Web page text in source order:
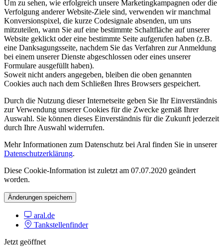
Um zu sehen, wie erfolgreich unsere Marketingkampagnen oder die
Verfolgung anderer Website-Ziele sind, verwenden wir manchmal
Konversionspixel, die kurze Codesignale absenden, um uns
mitzuteilen, wann Sie auf eine bestimmte Schaltfläche auf unserer
Website geklickt oder eine bestimmte Seite aufgerufen haben (z.B.
eine Danksagungsseite, nachdem Sie das Verfahren zur Anmeldung
bei einem unserer Dienste abgeschlossen oder eines unserer
Formulare ausgefüllt haben).
Soweit nicht anders angegeben, bleiben die oben genannten
Cookies auch nach dem Schließen Ihres Browsers gespeichert.
Durch die Nutzung dieser Internetseite geben Sie Ihr Einverständnis
zur Verwendung unserer Cookies für die Zwecke gemäß Ihrer
Auswahl. Sie können dieses Einverständnis für die Zukunft jederzeit
durch Ihre Auswahl widerrufen.
Mehr Informationen zum Datenschutz bei Aral finden Sie in unserer
Datenschutzerklärung.
Diese Cookie-Information ist zuletzt am 07.07.2020 geändert
worden.
Änderungen speichern
aral.de
Tankstellenfinder
Jetzt geöffnet